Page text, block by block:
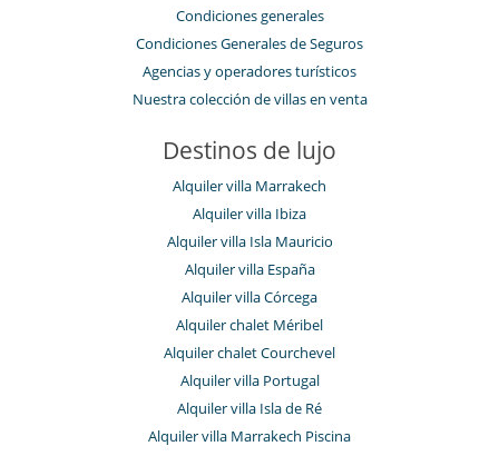
Condiciones generales
Condiciones Generales de Seguros
Agencias y operadores turísticos
Nuestra colección de villas en venta
Destinos de lujo
Alquiler villa Marrakech
Alquiler villa Ibiza
Alquiler villa Isla Mauricio
Alquiler villa España
Alquiler villa Córcega
Alquiler chalet Méribel
Alquiler chalet Courchevel
Alquiler villa Portugal
Alquiler villa Isla de Ré
Alquiler villa Marrakech Piscina